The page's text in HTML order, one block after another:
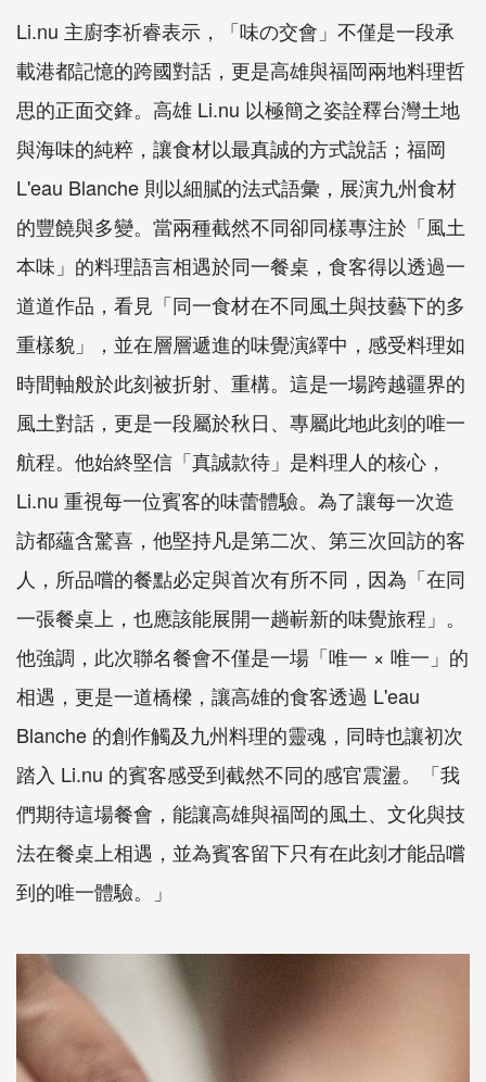
Li.nu 主廚李祈睿表示，「味の交會」不僅是一段承
載港都記憶的跨國對話，更是高雄與福岡兩地料理哲
思的正面交鋒。高雄 Li.nu 以極簡之姿詮釋台灣土地
與海味的純粹，讓食材以最真誠的方式說話；福岡
L'eau Blanche 則以細膩的法式語彙，展演九州食材
的豐饒與多變。當兩種截然不同卻同樣專注於「風土
本味」的料理語言相遇於同一餐桌，食客得以透過一
道道作品，看見「同一食材在不同風土與技藝下的多
重樣貌」，並在層層遞進的味覺演繹中，感受料理如
時間軸般於此刻被折射、重構。這是一場跨越疆界的
風土對話，更是一段屬於秋日、專屬此地此刻的唯一
航程。他始終堅信「真誠款待」是料理人的核心，
Li.nu 重視每一位賓客的味蕾體驗。為了讓每一次造
訪都蘊含驚喜，他堅持凡是第二次、第三次回訪的客
人，所品嚐的餐點必定與首次有所不同，因為「在同
一張餐桌上，也應該能展開一趟嶄新的味覺旅程」。
他強調，此次聯名餐會不僅是一場「唯一 × 唯一」的
相遇，更是一道橋樑，讓高雄的食客透過 L'eau
Blanche 的創作觸及九州料理的靈魂，同時也讓初次
踏入 Li.nu 的賓客感受到截然不同的感官震盪。「我
們期待這場餐會，能讓高雄與福岡的風土、文化與技
法在餐桌上相遇，並為賓客留下只有在此刻才能品嚐
到的唯一體驗。」